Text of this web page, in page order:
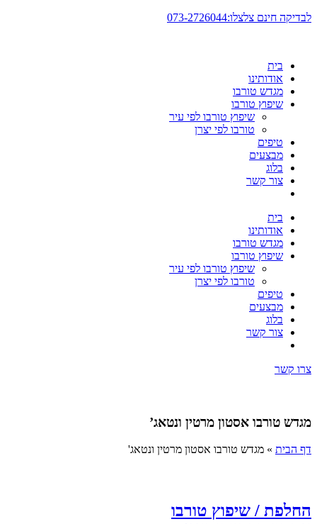
דלג
לבדיקה חינם צלצלו:073-2726044
בית
אודותינו
מגדש טורבו
שיפוץ טורבו
שיפוץ טורבו לפי עיר
טורבו לפי יצרן
טיפים
מבצעים
בלוג
צור קשר
בית
אודותינו
מגדש טורבו
שיפוץ טורבו
שיפוץ טורבו לפי עיר
טורבו לפי יצרן
טיפים
מבצעים
בלוג
צור קשר
צרו קשר
מגדש טורבו אסטון מרטין ונטאג’
דף הבית» מגדש טורבו אסטון מרטין ונטאג'
החלפת / שיפוץ טורבו